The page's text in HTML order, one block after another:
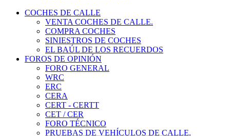
COCHES DE CALLE
VENTA COCHES DE CALLE.
COMPRA COCHES
SINIESTROS DE COCHES
EL BAÚL DE LOS RECUERDOS
FOROS DE OPINIÓN
FORO GENERAL
WRC
ERC
CERA
CERT - CERTT
CET / CER
FORO TÉCNICO
PRUEBAS DE VEHÍCULOS DE CALLE.